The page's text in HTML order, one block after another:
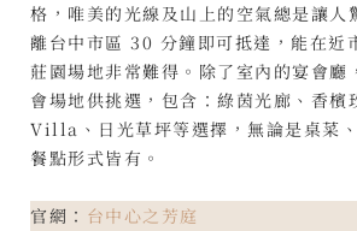
格，唯美的光線及山上的空氣總是讓人
離台中市區 30 分鐘即可抵達，能在近
莊園場地非常難得。除了室內的宴會廳
會場地供挑選，包含：綠茵光廊、香檳
Villa、日光草坪等選擇，無論是桌菜
餐點形式皆有。
官網： 台中心之芳庭